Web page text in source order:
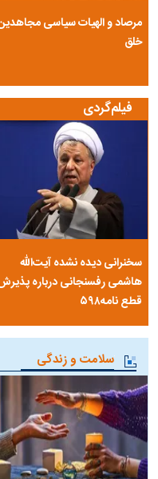
مرصاد و الهیات سیاسی
خلق
فیلم‌گردی
سخنرانی دیده نشده آیت‌الله
هاشمی رفسنجانی درباره
قطع نامه۵۹۸
سلامت و زندگی